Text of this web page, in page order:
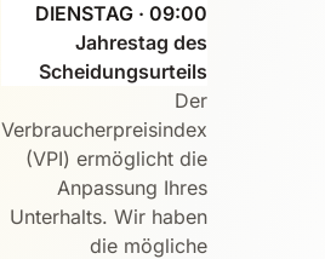
DIENSTAG · 09:00
Jahrestag des
Scheidungsurteils
Der
Verbraucherpreisindex
(VPI) ermöglicht die
Anpassung Ihres
Unterhalts. Wir haben
die mögliche